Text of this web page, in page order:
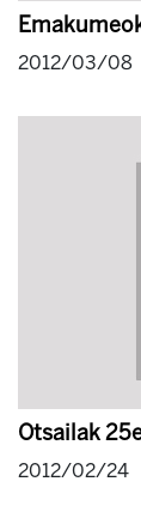
2012/03/08
Otsailak
2012/02/24